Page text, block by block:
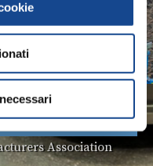
Association
Association